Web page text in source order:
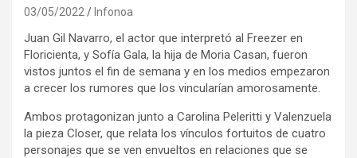
03/05/2022 Infonoa
Juan Gil Navarro, el actor que interpretó al Freezer en
Floricienta, y Sofía Gala, la hija de Moria Casan, fueron
vistos juntos el fin de semana y en los medios empezaron
a crecer los rumores que los vincularían amorosamente.
Ambos protagonizan junto a Carolina Peleritti y Valenzuela
la pieza Closer, que relata los vínculos fortuitos de cuatro
personajes que se ven envueltos en relaciones que se